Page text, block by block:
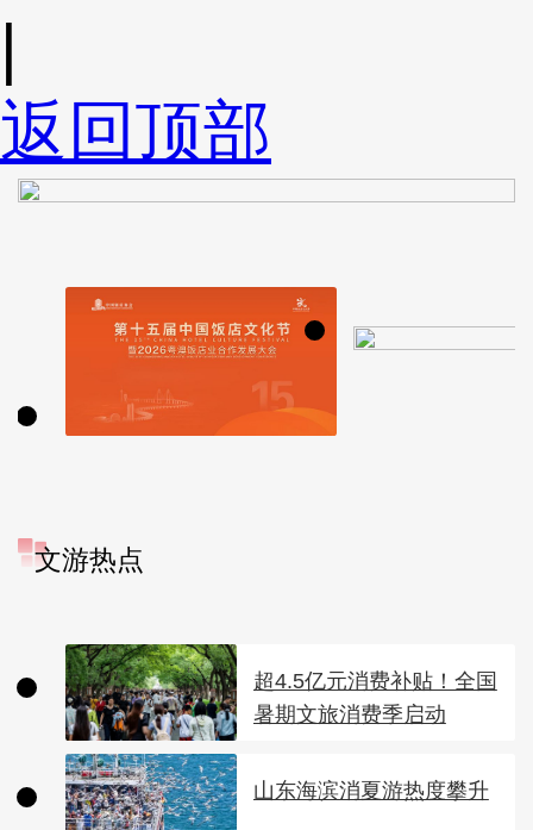
|
返回顶部
文游热点
超4.5亿元消费补贴！全国
暑期文旅消费季启动
山东海滨消夏游热度攀升